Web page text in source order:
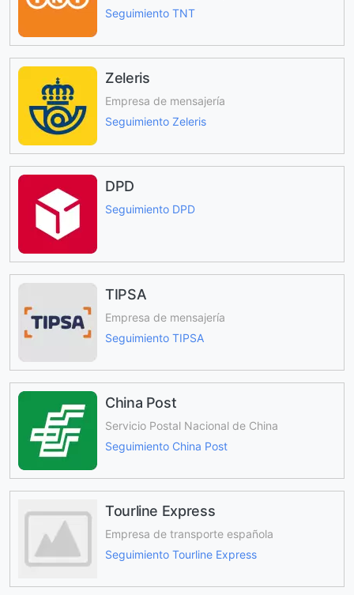
Seguimiento TNT
Zeleris
Empresa de mensajería
Seguimiento Zeleris
DPD
Seguimiento DPD
TIPSA
Empresa de mensajería
Seguimiento TIPSA
China Post
Servicio Postal Nacional de China
Seguimiento China Post
Tourline Express
Empresa de transporte española
Seguimiento Tourline Express